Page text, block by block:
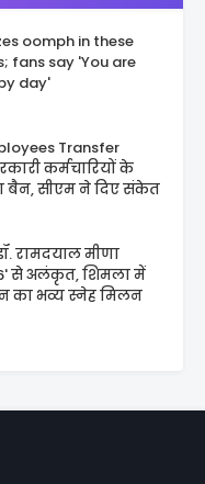
oomph in these
fans say 'You are
day'
Transfer
कर्मचारियों के
बैन, सीएम ने दिए संकेत
रामदयाल मीणा
से अलंकृत, शिमला में
का भव्य स्नेह मिलन